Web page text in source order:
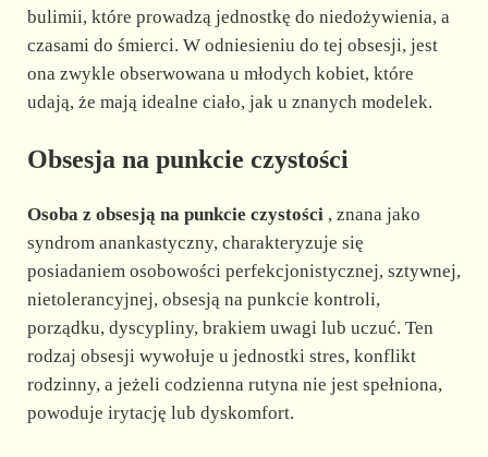
bulimii, które prowadzą jednostkę do niedożywienia, a
czasami do śmierci. W odniesieniu do tej obsesji, jest
ona zwykle obserwowana u młodych kobiet, które
udają, że mają idealne ciało, jak u znanych modelek.
Obsesja na punkcie czystości
Osoba z obsesją na punkcie czystości, znana jako
syndrom anankastyczny, charakteryzuje się
posiadaniem osobowości perfekcjonistycznej, sztywnej,
nietolerancyjnej, obsesją na punkcie kontroli,
porządku, dyscypliny, brakiem uwagi lub uczuć. Ten
rodzaj obsesji wywołuje u jednostki stres, konflikt
rodzinny, a jeżeli codzienna rutyna nie jest spełniona,
powoduje irytację lub dyskomfort.